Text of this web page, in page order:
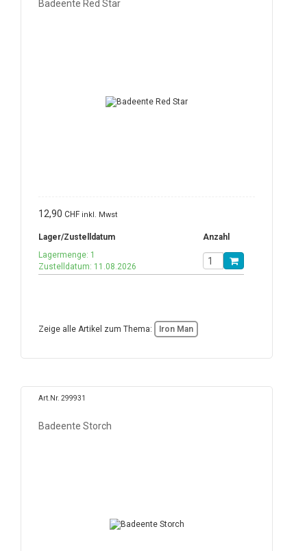
Badeente Red Star
12,90 CHF inkl. Mwst
Lager/Zustelldatum
Anzahl
Lagermenge: 1
Zustelldatum: 11.08.2026
Zeige alle Artikel zum Thema: Iron Man
Art.Nr. 299931
Badeente Storch